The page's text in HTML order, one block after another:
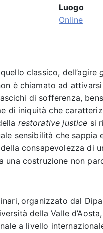
Luogo
Online
classico, dell’agire
è chiamato ad
di sofferenza,
di iniquità che
restorative justice si
sensibilità che
consapevolezza di
una costruzione non
organizzato dal
della Valle
a livello